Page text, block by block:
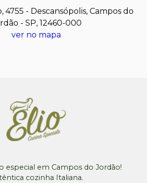
4755 - Descansópolis, Campos do
- SP, 12460-000
ver no mapa
especial em Campos do Jordão!
cozinha Italiana.